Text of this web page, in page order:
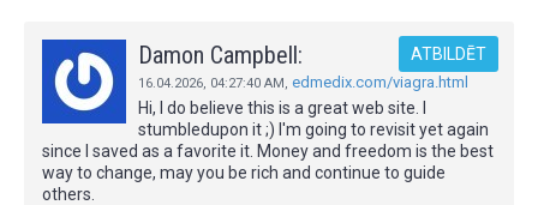
Damon Campbell:
16.04.2026, 04:27:40 AM, edmedix.com/viagra.html
ATBILDĒT
Hi, I do believe this is a great web site. I
stumbledupon it ;) I'm going to revisit yet again
since I saved as a favorite it. Money and freedom is the best
way to change, may you be rich and continue to guide
others.